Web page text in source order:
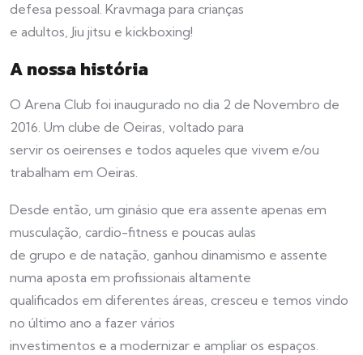
defesa pessoal. Kravmaga para crianças
e adultos, Jiu jitsu e kickboxing!
A nossa história
O Arena Club foi inaugurado no dia 2 de Novembro de
2016. Um clube de Oeiras, voltado para
servir os oeirenses e todos aqueles que vivem e/ou
trabalham em Oeiras.
Desde então, um ginásio que era assente apenas em
musculação, cardio-fitness e poucas aulas
de grupo e de natação, ganhou dinamismo e assente
numa aposta em profissionais altamente
qualificados em diferentes áreas, cresceu e temos vindo
no último ano a fazer vários
investimentos e a modernizar e ampliar os espaços.